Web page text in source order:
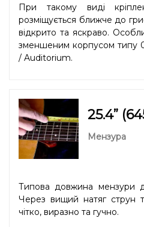
При такому виді
розміщується ближче до
відкрито та яскраво.
зменшеним корпусом типу
/ Auditorium.
25.4”
Мензура
Типова довжина мензури
Через вищий натяг струн
чітко, виразно та гучно.